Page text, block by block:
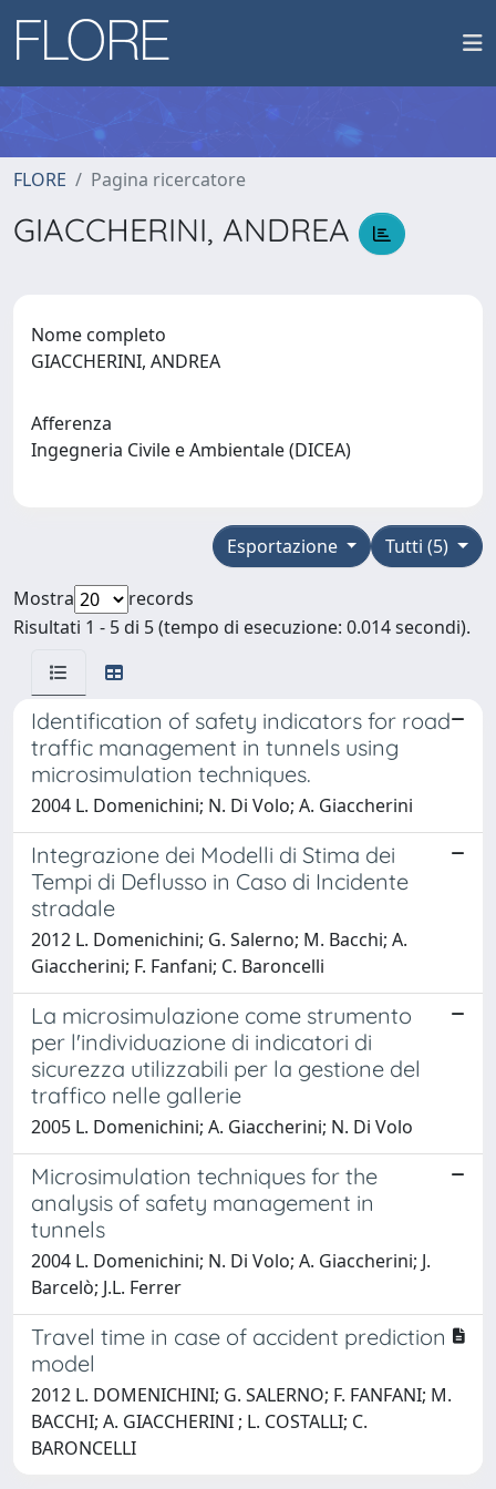
FLORE Pagina ricercatore
GIACCHERINI, ANDREA
Nome completo
GIACCHERINI, ANDREA
Afferenza
Ingegneria Civile e Ambientale (DICEA)
Tutti (5)
Esportazione
Mostra
records
Risultati 1 - 5 di 5 (tempo di esecuzione: 0.014 secondi).
Identification of safety indicators for road
traffic management in tunnels using
microsimulation techniques.
2004 L. Domenichini; N. Di Volo; A. Giaccherini
Integrazione dei Modelli di Stima dei
Tempi di Deflusso in Caso di Incidente
stradale
2012 L. Domenichini; G. Salerno; M. Bacchi; A.
Giaccherini; F. Fanfani; C. Baroncelli
La microsimulazione come strumento
per l'individuazione di indicatori di
sicurezza utilizzabili per la gestione del
traffico nelle gallerie
2005 L. Domenichini; A. Giaccherini; N. Di Volo
Microsimulation techniques for the
analysis of safety management in
tunnels
2004 L. Domenichini; N. Di Volo; A. Giaccherini; J.
Barcelò; J.L. Ferrer
Travel time in case of accident prediction
model
2012 L. DOMENICHINI; G. SALERNO; F. FANFANI; M.
BACCHI; A. GIACCHERINI ; L. COSTALLI; C.
BARONCELLI